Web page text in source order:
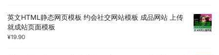
英文HTML静态网页模板 约会社交网站模板 成品网站 上传
就成站页面模板
¥19.90